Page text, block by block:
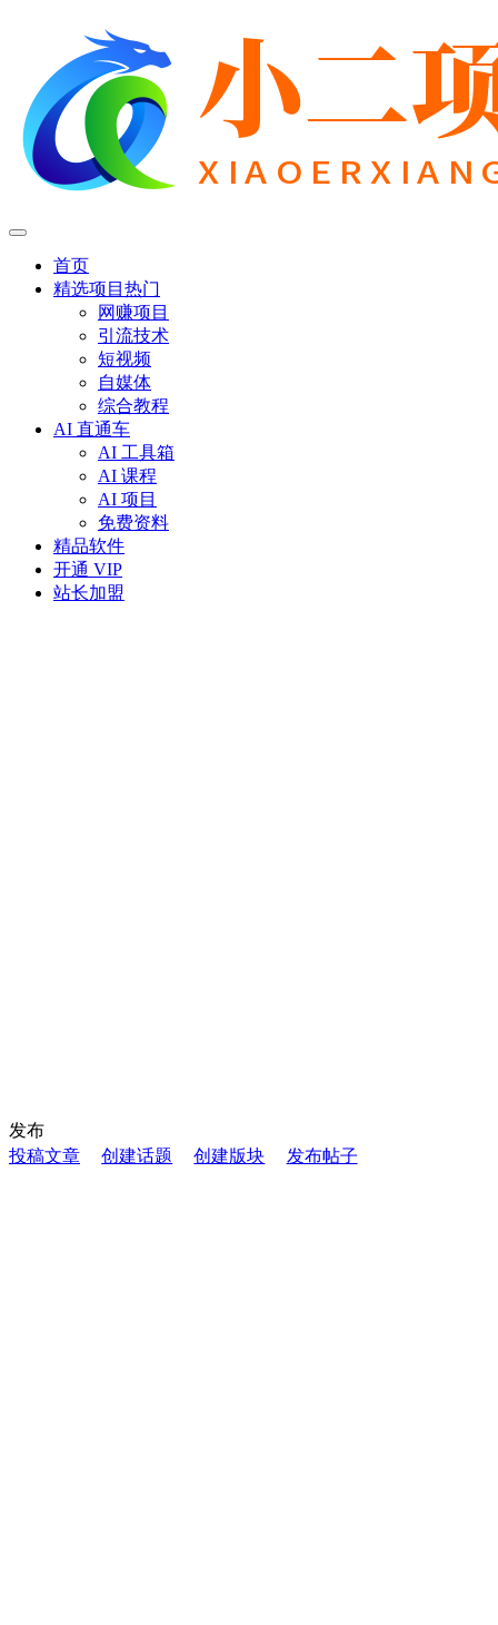
首页
精选项目 热门
网赚项目
引流技术
短视频
自媒体
综合教程
AI 直通车
AI 工具箱
AI 课程
AI 项目
免费资料
精品软件
开通 VIP
站长加盟
发布
投稿文章
创建话题 创建版块 发布帖子